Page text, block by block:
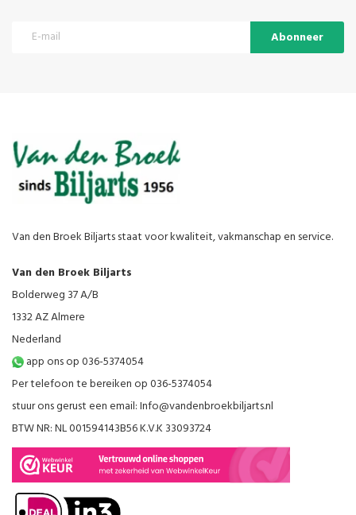
Abonneer
Van den Broek Biljarts staat voor kwaliteit, vakmanschap en service.
Van den Broek Biljarts
Bolderweg 37 A/B
1332 AZ Almere
Nederland
app ons op 036-5374054
Per telefoon te bereiken op 036-5374054
stuur ons gerust een email:Info@vandenbroekbiljarts.nl
BTW NR: NL 001594143B56 K.V.K 33093724